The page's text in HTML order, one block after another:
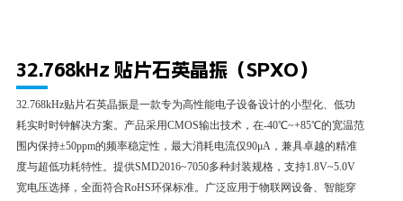
32.768kHz 贴片石英晶振（SPXO）
32.768kHz贴片石英晶振是一款专为高性能电子设备设计的小型化、低功
耗实时时钟解决方案。产品采用CMOS输出技术，在-40℃~+85℃的宽温范
围内保持±50ppm的频率稳定性，最大消耗电流仅90μA，兼具卓越的精准
度与超低功耗特性。提供SMD2016~7050多种封装规格，支持1.8V~5.0V
宽电压选择，全面符合RoHS环保标准。广泛应用于物联网设备、智能穿